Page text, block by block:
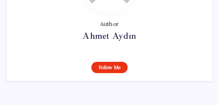
Author
Ahmet Aydın
Follow Me